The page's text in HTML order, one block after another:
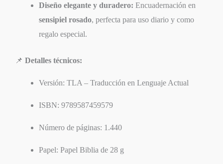
Diseño elegante y duradero: Encuadernación en
sensipiel rosado, perfecta para uso diario y como
regalo especial.
📌 Detalles técnicos:
Versión: TLA – Traducción en Lenguaje Actual
ISBN: 9789587459579
Número de páginas: 1.440
Papel: Papel Biblia de 28 g